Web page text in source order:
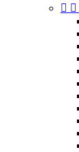
 